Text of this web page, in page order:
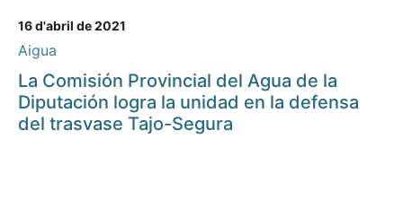
16 d'abril de 2021
Aigua
La Comisión Provincial del Agua de la
Diputación logra la unidad en la defensa
del trasvase Tajo-Segura